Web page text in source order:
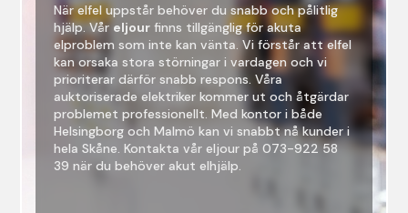
När elfel uppstår behöver du snabb och pålitlig
hjälp. Vår eljour finns tillgänglig för akuta
elproblem som inte kan vänta. Vi förstår att elfel
kan orsaka stora störningar i vardagen och vi
prioriterar därför snabb respons. Våra
auktoriserade elektriker kommer ut och åtgärdar
problemet professionellt. Med kontor i både
Helsingborg och Malmö kan vi snabbt nå kunder i
hela Skåne. Kontakta vår eljour på 073-922 58
39 när du behöver akut elhjälp.